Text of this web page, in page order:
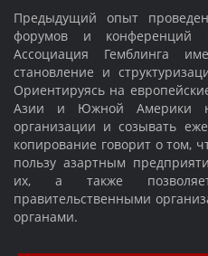
Предыдущий опыт
форумов и конференций
Ассоциация Гемблинга
становление и
Ориентируясь на
Азии и Южной Америки
организации и созывать
копирование говорит о том,
пользу азартным
их, а также
правительственными
органами.